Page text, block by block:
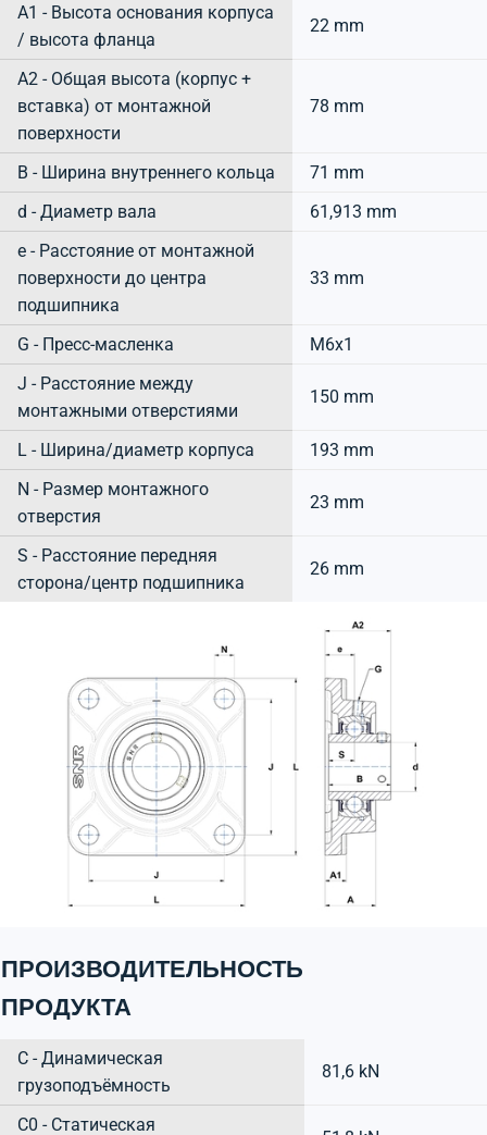
A1 - Высота основания корпуса
/ высота фланца
22 mm
A2 - Общая высота (корпус +
вставка) от монтажной
поверхности
78 mm
B - Ширина внутреннего кольца
71 mm
d - Диаметр вала
61,913 mm
e - Расстояние от монтажной
поверхности до центра
подшипника
33 mm
G - Пресс-масленка
M6x1
J - Расстояние между
монтажными отверстиями
150 mm
L - Ширина/диаметр корпуса
193 mm
N - Размер монтажного
отверстия
23 mm
S - Расстояние передняя
сторона/центр подшипника
26 mm
ПРОИЗВОДИТЕЛЬНОСТЬ
ПРОДУКТА
C - Динамическая
грузоподъёмность
81,6 kN
C0 - Статическая